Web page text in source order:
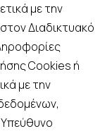
με την
Διαδικτυακό
Cookies ή
με την